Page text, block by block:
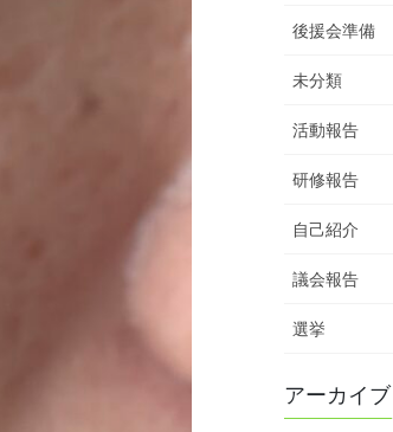
後援会準備
未分類
活動報告
研修報告
自己紹介
議会報告
選挙
アーカイブ